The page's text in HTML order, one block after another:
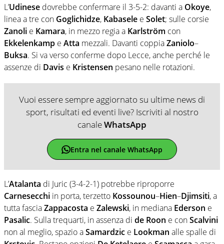
L’Udinese dovrebbe confermare il 3-5-2: davanti a Okoye,
linea a tre con Goglichidze, Kabasele e Solet; sulle corsie
Zanoli e Kamara, in mezzo regia a Karlström con
Ekkelenkamp e Atta mezzali. Davanti coppiaZaniolo–
Buksa. Si va verso conferme dopo Lecce, anche perché le
assenze di Davis e Kristensen pesano nelle rotazioni.
Vuoi essere sempre aggiornato su ultime news di
sport, risultati ed eventi live? Iscriviti al nostro
canaleWhatsApp
Entra nel canale WhatsApp
L’Atalanta di Juric (3-4-2-1) potrebbe riproporre
Carnesecchi in porta, terzetto Kossounou–Hien–Djimsiti, a
tutta fasciaZappacosta e Zalewski, in mediana Ederson e
Pasalic. Sulla trequarti, in assenza di de Roon e conScalvini
non al meglio, spazio aSamardzic e Lookman alle spalle di